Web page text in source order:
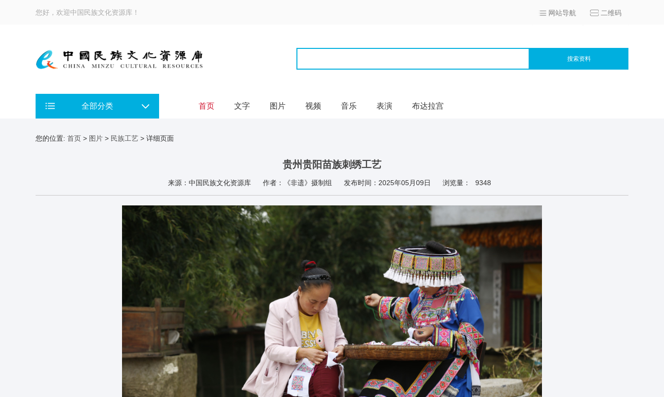
您好，欢迎中国民族文化资源库！ 网站导航 二维码
搜索资料
全部分类 首页 文字 图片 视频 音乐 表演 布达拉宫
您的位置: 首页 > 图片 > 民族工艺 > 详细页面
贵州贵阳苗族刺绣工艺
来源：中国民族文化资源库 作者：《非遗》摄制组 发布时间：2025年05月09日 浏览量： 9348